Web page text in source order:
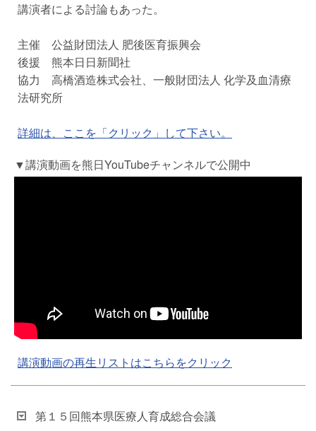
講演者による討論もあった。
主催 公益財団法人 肥後医育振興会
後援 熊本日日新聞社
協力 高橋酒造株式会社、一般財団法人 化学及血清療
法研究所
詳細は、ここを「クリック」して下さい。
▼講演動画を熊日YouTubeチャンネルで公開中
講演動画の再生リストはこちらをクリック
第１５回熊本県医療人育成総合会議